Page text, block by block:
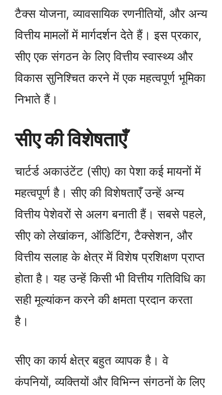
टैक्स योजना, व्यावसायिक रणनीतियों, और अन्य
वित्तीय मामलों में मार्गदर्शन देते हैं। इस प्रकार,
सीए एक संगठन के लिए वित्तीय स्वास्थ्य और
विकास सुनिश्चित करने में एक महत्वपूर्ण भूमिका
निभाते हैं।
सीए की विशेषताएँ
चार्टर्ड अकाउंटेंट (सीए) का पेशा कई मायनों में
महत्वपूर्ण है। सीए की विशेषताएँ उन्हें अन्य
वित्तीय पेशेवरों से अलग बनाती हैं। सबसे पहले,
सीए को लेखांकन, ऑडिटिंग, टैक्सेशन, और
वित्तीय सलाह के क्षेत्र में विशेष प्रशिक्षण प्राप्त
होता है। यह उन्हें किसी भी वित्तीय गतिविधि का
सही मूल्यांकन करने की क्षमता प्रदान करता
है।
सीए का कार्य क्षेत्र बहुत व्यापक है। वे
कंपनियों, व्यक्तियों और विभिन्न संगठनों के लिए